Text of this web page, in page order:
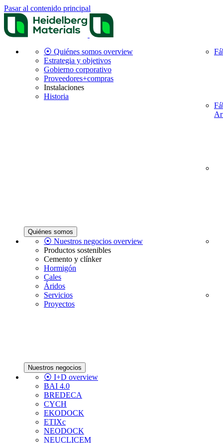
Pasar al contenido principal
⦿ Quiénes somos overview
Estrategia y objetivos
Gobierno corporativo
Proveedores+compras
Instalaciones
Historia
Quiénes somos
⦿ Nuestros negocios overview
Productos sostenibles
Cemento y clínker
Hormigón
Cales
Áridos
Servicios
Proyectos
Nuestros negocios
⦿ I+D overview
BAI 4.0
BREDECA
CYCH
EKODOCK
ETIXc
NEODOCK
NEUCLICEM